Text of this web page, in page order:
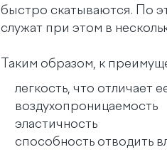
быстро скатываются. По
служат при этом в
Таким образом, к
легкость, что отличает
воздухопроницаемость
эластичность
способность отводить